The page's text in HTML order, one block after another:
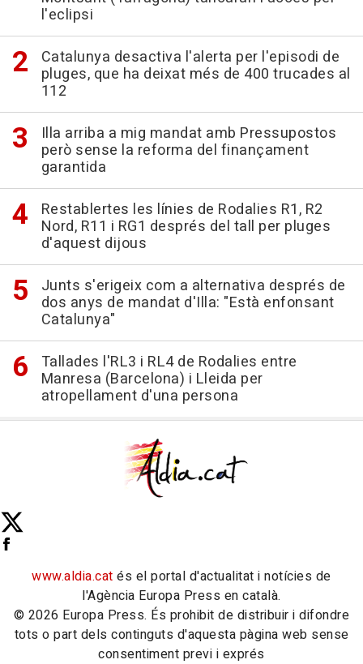
l'eclipsi
Catalunya desactiva l'alerta per l'episodi de
pluges, que ha deixat més de 400 trucades al
112
Illa arriba a mig mandat amb Pressupostos
però sense la reforma del finançament
garantida
Restablertes les línies de Rodalies R1, R2
Nord, R11 i RG1 després del tall per pluges
d'aquest dijous
Junts s'erigeix com a alternativa després de
dos anys de mandat d'Illa: "Està enfonsant
Catalunya"
Tallades l'RL3 i RL4 de Rodalies entre
Manresa (Barcelona) i Lleida per
atropellament d'una persona
www.aldia.cat és el portal d'actualitat i notícies de
l'Agència Europa Press en català.
© 2026 Europa Press. És prohibit de distribuir i difondre
tots o part dels continguts d'aquesta pàgina web sense
consentiment previ i exprés